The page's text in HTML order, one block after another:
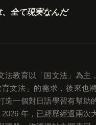
全て現実なんだ
法教育以「国文法」為主
文法」的需求，後來也
造一個對日語學習有幫助
年，已經歷經過兩次